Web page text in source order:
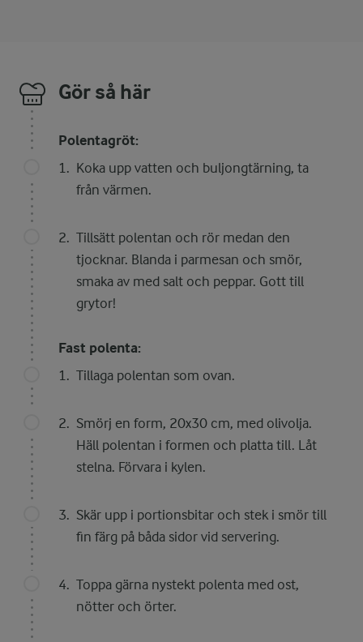
Gör så här
Polentagröt:
Koka upp vatten och buljongtärning, ta
från värmen.
Tillsätt polentan och rör medan den
tjocknar. Blanda i parmesan och smör,
smaka av med salt och peppar. Gott till
grytor!
Fast polenta:
Tillaga polentan som ovan.
Smörj en form, 20x30 cm, med olivolja.
Häll polentan i formen och platta till. Låt
stelna. Förvara i kylen.
Skär upp i portionsbitar och stek i smör till
fin färg på båda sidor vid servering.
Toppa gärna nystekt polenta med ost,
nötter och örter.